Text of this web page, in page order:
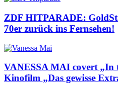
ZDF HITPARADE:
70er zurück ins Fernsehen!
VANESSA MAI covert „In
Kinofilm „Das gewisse